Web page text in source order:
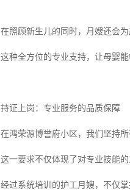
在照顾新生儿的同时，月嫂还会
这种全方位的专业支持，让母婴
持证上岗：专业服务的品质保障
在鸿荣源博誉府小区，我们坚持
这一要求不仅体现了对专业技能
经过系统培训的护工月嫂，不仅